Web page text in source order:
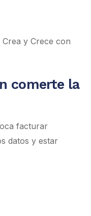
comerte la
facturar
datos y estar